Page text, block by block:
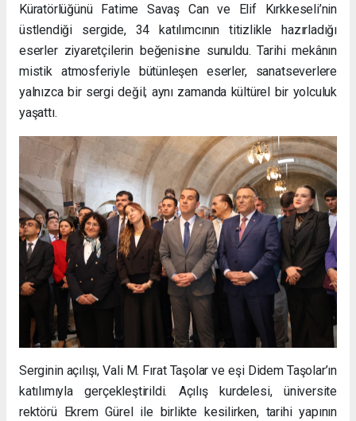
Küratörlüğünü Fatime Savaş Can ve Elif Kırkkeseli’nin
üstlendiği sergide, 34 katılımcının titizlikle hazırladığı
eserler ziyaretçilerin beğenisine sunuldu. Tarihi mekânın
mistik atmosferiyle bütünleşen eserler, sanatseverlere
yalnızca bir sergi değil; aynı zamanda kültürel bir yolculuk
yaşattı.
Serginin açılışı, Vali M. Fırat Taşolar ve eşi Didem Taşolar’ın
katılımıyla gerçekleştirildi. Açılış kurdelesi, üniversite
rektörü Ekrem Gürel ile birlikte kesilirken, tarihi yapının